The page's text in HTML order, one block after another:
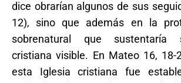
dice obrarían algunos de sus
12), sino que además en la
sobrenatural que sustentaría
cristiana visible. En Mateo 16, 18-
esta Iglesia cristiana fue